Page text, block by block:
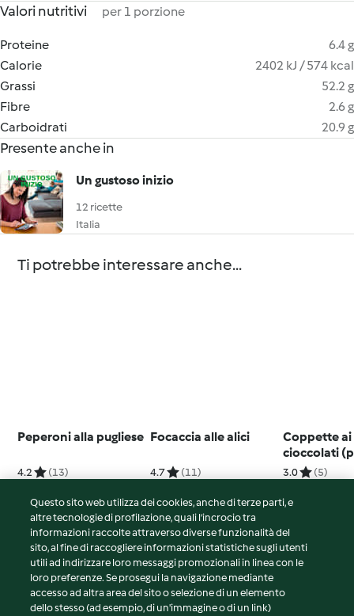
Valori nutritivi per 1 porzione
Proteine
6.4 g
Calorie
2402 kJ / 574 kcal
Grassi
52.2 g
Fibre
2.6 g
Carboidrati
20.9 g
Presente anche in
Un gustoso inizio
12 ricette
Italia
Ti potrebbe interessare anche...
Peperoni alla pugliese
4.2 (13)
Focaccia alle alici
4.7 (11)
Coppette ai
cioccolati
persone)
3.0 (5)
© Copyright 2026
Termini del servizio
Informativa sulla privacy
Questo sito web utilizza dei cookies, anche di terze parti, e
altre tecnologie di profilazione, quali l’incrocio tra
informazioni raccolte attraverso diverse funzionalità del
sito, al fine di raccogliere informazioni statistiche sugli utenti
utili ad indirizzare loro messaggi promozionali in linea con le
loro preferenze. Se prosegui la navigazione mediante
accesso ad altra area del sito o selezione di un elemento
dello stesso (ad esempio, di un'immagine o di un link)